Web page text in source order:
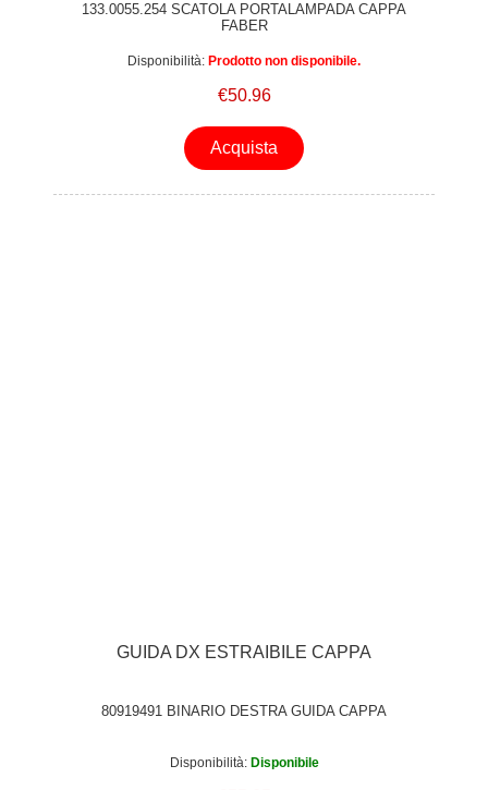
133.0055.254 SCATOLA PORTALAMPADA CAPPA
FABER
Disponibilità: Prodotto non disponibile.
€50.96
Acquista
GUIDA DX ESTRAIBILE CAPPA
80919491 BINARIO DESTRA GUIDA CAPPA
Disponibilità: Disponibile